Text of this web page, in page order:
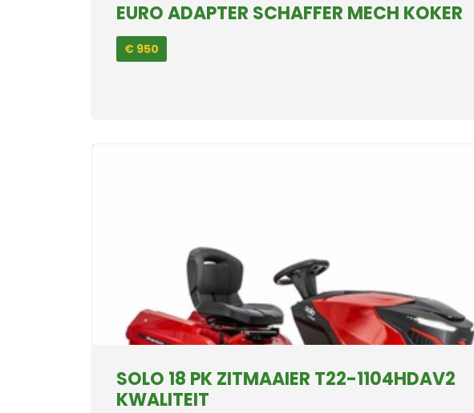
EURO ADAPTER SCHAFFER MECH KOKER
€ 950
SOLO 18 PK ZITMAAIER T22-1104HDAV2
KWALITEIT